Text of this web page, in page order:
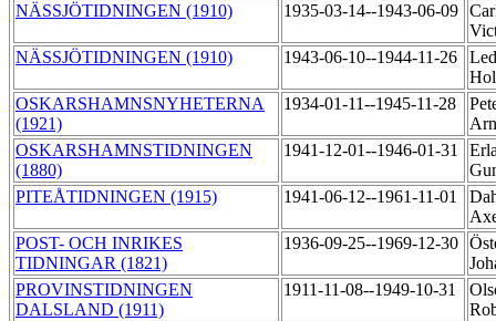
NÄSSJÖTIDNINGEN (1910)
1935-03-14--1943-06-09
NÄSSJÖTIDNINGEN (1910)
1943-06-10--1944-11-26
OSKARSHAMNSNYHETERNA
(1921)
1934-01-11--1945-11-28
OSKARSHAMNSTIDNINGEN
(1880)
1941-12-01--1946-01-31
PITEÅTIDNINGEN (1915)
1941-06-12--1961-11-01
POST- OCH INRIKES
TIDNINGAR (1821)
1936-09-25--1969-12-30
PROVINSTIDNINGEN
DALSLAND (1911)
1911-11-08--1949-10-31